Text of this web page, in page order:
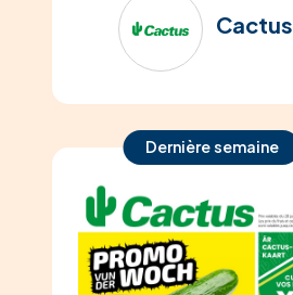
Cactus
Dernière semaine